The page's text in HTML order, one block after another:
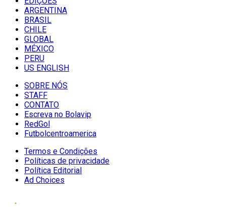
ARGENTINA
BRASIL
CHILE
GLOBAL
MÉXICO
PERU
US ENGLISH
SOBRE NÓS
STAFF
CONTATO
Escreva no Bolavip
RedGol
Futbolcentroamerica
Termos e Condições
Políticas de privacidade
Política Editorial
Ad Choices